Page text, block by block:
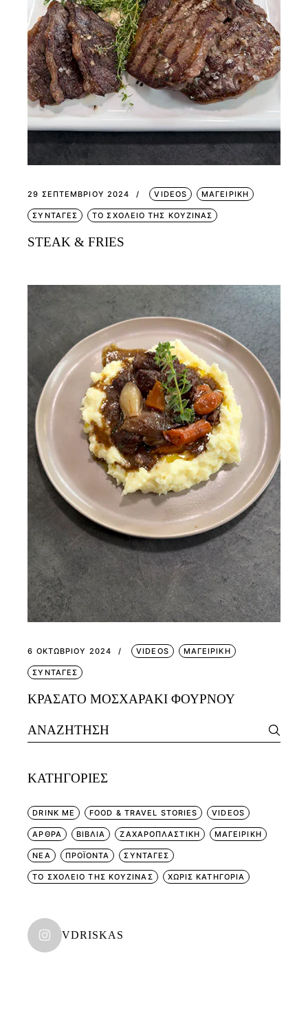
29 ΣΕΠΤΕΜΒΡΊΟΥ 2024 VIDEOS ΜΑΓΕΙΡΙΚΗ
ΣΥΝΤΑΓΕΣ ΤΟ ΣΧΟΛΕΙΟ ΤΗΣ ΚΟΥΖΙΝΑΣ
STEAK & FRIES
6 ΟΚΤΩΒΡΊΟΥ 2024 VIDEOS ΜΑΓΕΙΡΙΚΗ
ΣΥΝΤΑΓΕΣ
ΚΡΑΣΑΤΟ ΜΟΣΧΑΡΑΚΙ ΦΟΥΡΝΟΥ
Search
for:
KΑΤΗΓΟΡΊΕΣ
DRINK ME FOOD & TRAVEL STORIES VIDEOS
ΑΡΘΡΑ ΒΙΒΛΙΑ ΖΑΧΑΡΟΠΛΑΣΤΙΚΗ ΜΑΓΕΙΡΙΚΗ
ΝΕΑ ΠΡΟΪΟΝΤΑ ΣΥΝΤΑΓΕΣ
ΤΟ ΣΧΟΛΕΙΟ ΤΗΣ ΚΟΥΖΙΝΑΣ ΧΩΡΊΣ ΚΑΤΗΓΟΡΊΑ
VDRISKAS